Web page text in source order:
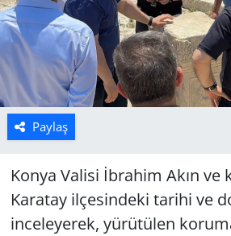
Paylaş
Konya Valisi İbrahim Akın
Karatay ilçesindeki tarihi ve
inceleyerek, yürütülen
Muğla
Politika
Uşak